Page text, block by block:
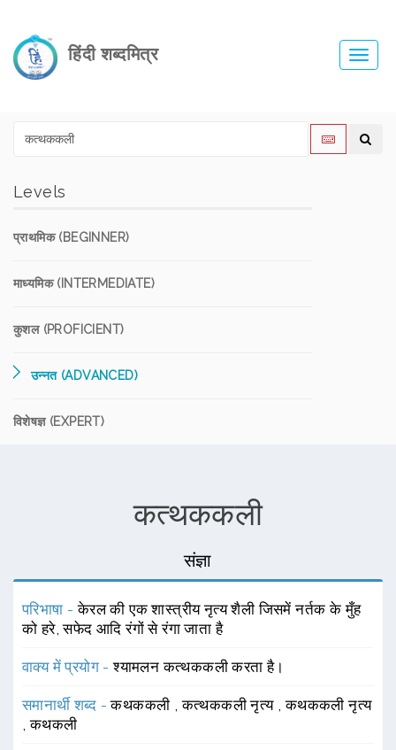
हिंदी शब्दमित्र
Levels
प्राथमिक (BEGINNER)
माध्यमिक (INTERMEDIATE)
कुशल (PROFICIENT)
उन्नत (ADVANCED)
विशेषज्ञ (EXPERT)
कत्थककली
संज्ञा
परिभाषा -केरल की एक शास्त्रीय नृत्य शैली जिसमें नर्तक के मुँह
को हरे, सफेद आदि रंगों से रंगा जाता है
वाक्य में प्रयोग -श्यामलन कत्थककली करता है।
समानार्थी शब्द -कथककली ,कत्थककली नृत्य ,कथककली नृत्य
,कथकली